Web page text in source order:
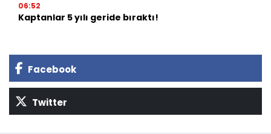
06:52
Kaptanlar 5 yılı geride bıraktı!
Facebook
Twitter